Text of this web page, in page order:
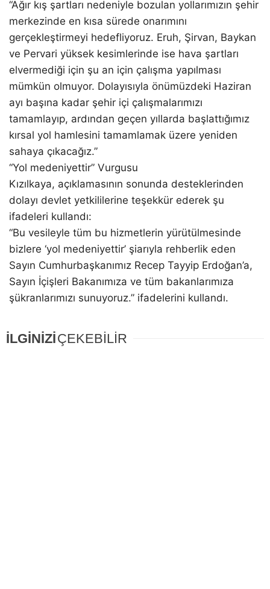
“Ağır kış şartları nedeniyle bozulan yollarımızın şehir
merkezinde en kısa sürede onarımını
gerçekleştirmeyi hedefliyoruz. Eruh, Şirvan, Baykan
ve Pervari yüksek kesimlerinde ise hava şartları
elvermediği için şu an için çalışma yapılması
mümkün olmuyor. Dolayısıyla önümüzdeki Haziran
ayı başına kadar şehir içi çalışmalarımızı
tamamlayıp, ardından geçen yıllarda başlattığımız
kırsal yol hamlesini tamamlamak üzere yeniden
sahaya çıkacağız.”
“Yol medeniyettir” Vurgusu
Kızılkaya, açıklamasının sonunda desteklerinden
dolayı devlet yetkililerine teşekkür ederek şu
ifadeleri kullandı:
“Bu vesileyle tüm bu hizmetlerin yürütülmesinde
bizlere ‘yol medeniyettir’ şiarıyla rehberlik eden
Sayın Cumhurbaşkanımız Recep Tayyip Erdoğan’a,
Sayın İçişleri Bakanımıza ve tüm bakanlarımıza
şükranlarımızı sunuyoruz.” ifadelerini kullandı.
İLGİNİZİÇEKEBİLİR